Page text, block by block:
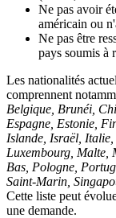
Ne pas avoir
américain ou
Ne pas être
pays soumis à
Les nationalités
comprennent
Belgique, Brunéi,
Espagne, Estonie,
Islande, Israël,
Luxembourg, Malte,
Bas, Pologne,
Saint-Marin,
Cette liste peut
une demande.